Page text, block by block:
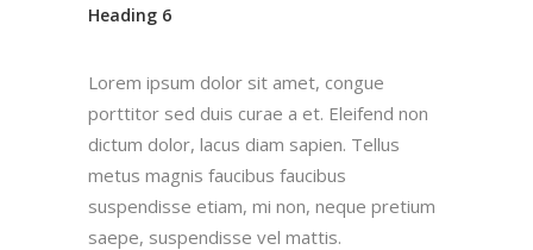
Heading 6
Lorem ipsum dolor sit amet, congue
porttitor sed duis curae a et. Eleifend non
dictum dolor, lacus diam sapien. Tellus
metus magnis faucibus faucibus
suspendisse etiam, mi non, neque pretium
saepe, suspendisse vel mattis.